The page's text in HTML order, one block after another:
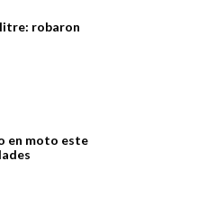
robaron
en moto este